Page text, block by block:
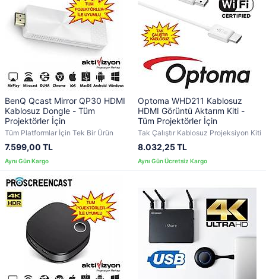
BenQ Qcast Mirror QP30 HDMI
Kablosuz Dongle - Tüm
Projektörler İçin
Tüm Platformlar İçin Tek Bir Ürün
7.599,00 TL
Optoma WHD211 Kablosuz
HDMI Görüntü Aktarım Kiti -
Tüm Projektörler İçin
Tak Çalıştır Kablosuz Projeksiyon Kiti
8.032,25 TL